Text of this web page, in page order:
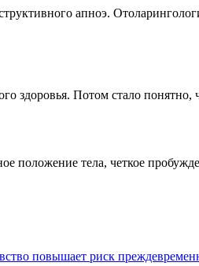
апноэ.
здоровья. Потом стало понятно,
положение тела, четкое
повышает риск